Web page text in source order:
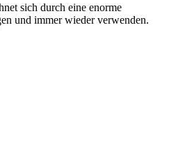
sich durch eine enorme
und immer wieder verwenden.